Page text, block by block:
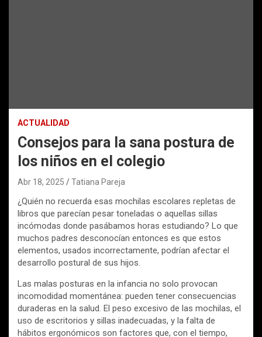
ACTUALIDAD
Consejos para la sana postura de
los niños en el colegio
Abr 18, 2025 Tatiana Pareja
¿Quién no recuerda esas mochilas escolares repletas de
libros que parecían pesar toneladas o aquellas sillas
incómodas donde pasábamos horas estudiando? Lo que
muchos padres desconocían entonces es que estos
elementos, usados incorrectamente, podrían afectar el
desarrollo postural de sus hijos.
Las malas posturas en la infancia no solo provocan
incomodidad momentánea: pueden tener consecuencias
duraderas en la salud. El peso excesivo de las mochilas, el
uso de escritorios y sillas inadecuadas, y la falta de
hábitos ergonómicos son factores que, con el tiempo,